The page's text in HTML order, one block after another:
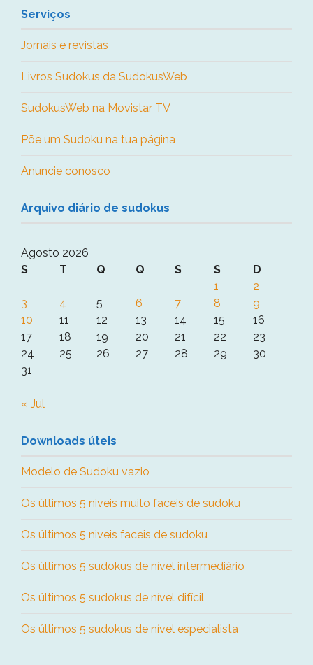
Serviços
Jornais e revistas
Livros Sudokus da SudokusWeb
SudokusWeb na Movistar TV
Põe um Sudoku na tua página
Anuncie conosco
Arquivo diário de sudokus
Agosto 2026
S
T Q Q S S
D
1
2
3
4 5 6 7 8
9
10
11 12 13 14 15
16
17
18 19 20 21 22
23
24
25 26 27 28 29
30
31
« Jul
Downloads úteis
Modelo de Sudoku vazio
Os últimos 5 niveis muito faceis de sudoku
Os últimos 5 niveis faceis de sudoku
Os últimos 5 sudokus de nível intermediário
Os últimos 5 sudokus de nível difícil
Os últimos 5 sudokus de nível especialista